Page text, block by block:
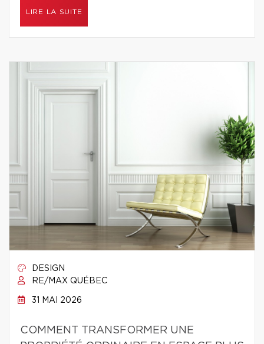
LIRE LA SUITE
DESIGN
RE/MAX QUÉBEC
31 MAI 2026
COMMENT TRANSFORMER UNE